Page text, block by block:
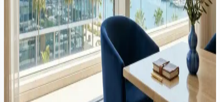
Oportunități de Afaceri
Introducere Cipru a devenit o jurisdicție preferată pentru înființarea
firmelor de investiții în cadrul Uniunii Europene. Cu un cadru de
reglementare modern, pe deplin aliniat cu MiFID II, un mediu
competitiv...
Corporativ ·4 min citire